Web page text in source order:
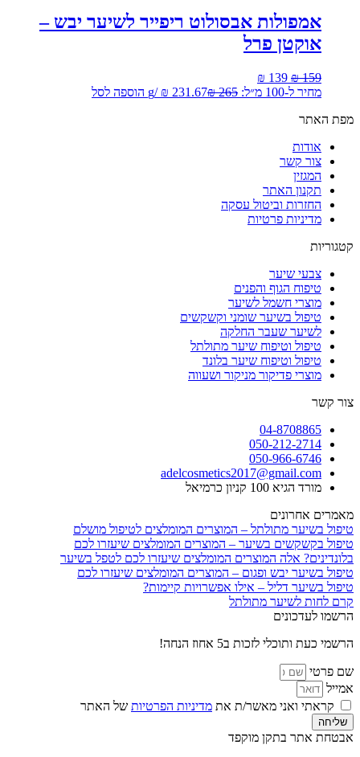
אמפולות אבסולוט ריפייר לשיער יבש –
אוקטן פרל
₪159
המחיר
המקורי
₪ 139
הנוכחי
מחיר ל-100 מ״ל: ₪265
₪ 231.67
/
g הוספה לסל
מפת האתר
אודות
צור קשר
המגזין
תקנון האתר
החזרות וביטול עסקה
מדיניות פרטיות
קטגוריות
צבעי שיער
טיפוח הגוף והפנים
מוצרי חשמל לשיער
טיפול בשיער שומני וקשקשים
לשיער שעבר החלקה
טיפול וטיפוח שיער מתולתל
טיפול וטיפוח שיער בלונד
מוצרי פדיקור מניקור ושעווה
צור קשר
04-8708865
050-212-2714
050-966-6746
adelcosmetics2017@gmail.com
מורד הגיא 100 קניון כרמיאל
מאמרים אחרונים
טיפול בשיער מתולתל – המוצרים המומלצים לטיפול מושלם
טיפול בקשקשים בשיער – המוצרים המומלצים שיעזרו לכם
בלונדינים? אלה המוצרים המומלצים שיעזרו לכם לטפל בשיער
טיפול בשיער יבש ופגום – המוצרים המומלצים שיעזרו לכם
טיפול בשיער דליל – אילו אפשרויות קיימות?
קרם לחות לשיער מתולתל
הרשמו לעדכונים
הרשמי כעת ותוכלי לזכות ב5 אחוז הנחה!
שם פרטי
אמייל
קראתי ואני מאשר/ת את מדיניות הפרטיות של האתר
שליחה
אבטחת אתר בתקן מוקפד